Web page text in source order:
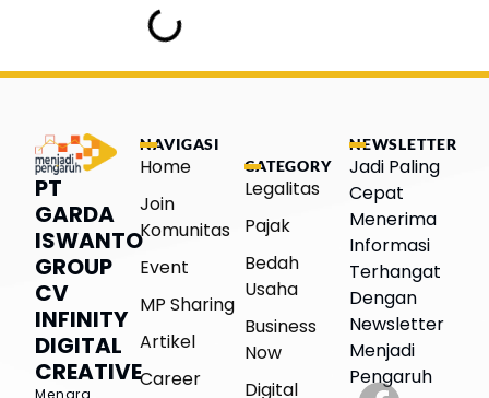
PT
GARDA
ISWANTO
GROUP
CV
INFINITY
DIGITAL
CREATIVE
Menara
NAVIGASI
Home
Join
Komunitas
Event
MP Sharing
Artikel
Career
CATEGORY
Legalitas
Pajak
Bedah
Usaha
Business
Now
Digital
NEWSLETTER
Jadi Paling
Cepat
Menerima
Informasi
Terhangat
Dengan
Newsletter
Menjadi
Pengaruh